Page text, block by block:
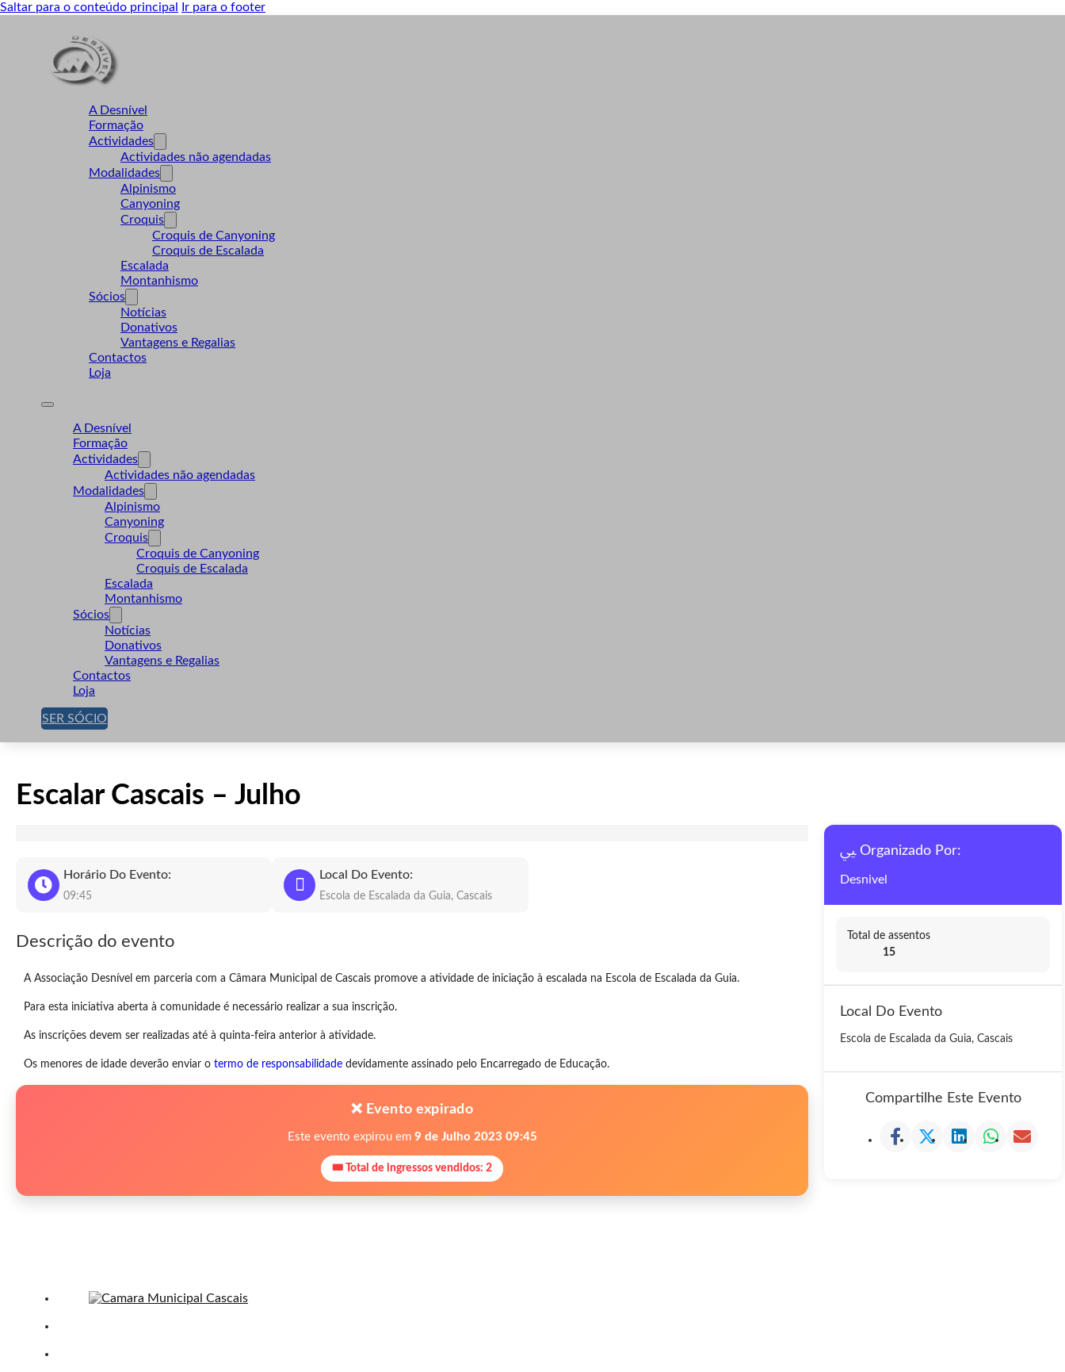
Saltar para o conteúdo principal Ir para o footer
A Desnível
Formação
Actividades
Actividades não agendadas
Modalidades
Alpinismo
Canyoning
Croquis
Croquis de Canyoning
Croquis de Escalada
Escalada
Montanhismo
Sócios
Notícias
Donativos
Vantagens e Regalias
Contactos
Loja
A Desnível
Formação
Actividades
Actividades não agendadas
Modalidades
Alpinismo
Canyoning
Croquis
Croquis de Canyoning
Croquis de Escalada
Escalada
Montanhismo
Sócios
Notícias
Donativos
Vantagens e Regalias
Contactos
Loja
SER SÓCIO
Escalar Cascais – Julho
Horário Do Evento:
09:45
Local Do Evento:
Escola de Escalada da Guia, Cascais
Descrição do evento
A Associação Desnível em parceria com a Câmara Municipal de Cascais promove a atividade de iniciação à escalada na Escola de Escalada da Guia.
Para esta iniciativa aberta à comunidade é necessário realizar a sua inscrição.
As inscrições devem ser realizadas até à quinta-feira anterior à atividade.
Os menores de idade deverão enviar o termo de responsabilidade devidamente assinado pelo Encarregado de Educação.
❌ Evento expirado
Este evento expirou em 9 de Julho 2023 09:45
🎟 Total de ingressos vendidos: 2
Organizado Por:
Desnivel
Total de assentos
15
Local Do Evento
Escola de Escalada da Guia, Cascais
Compartilhe Este Evento